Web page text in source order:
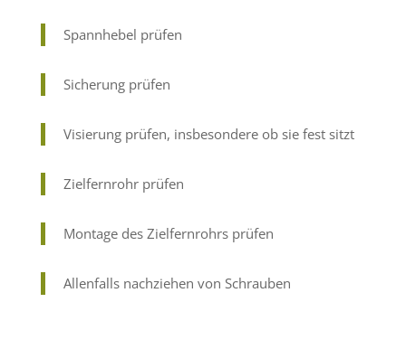
Spannhebel prüfen
Sicherung prüfen
Visierung prüfen, insbesondere ob sie fest sitzt
Zielfernrohr prüfen
Montage des Zielfernrohrs prüfen
Allenfalls nachziehen von Schrauben